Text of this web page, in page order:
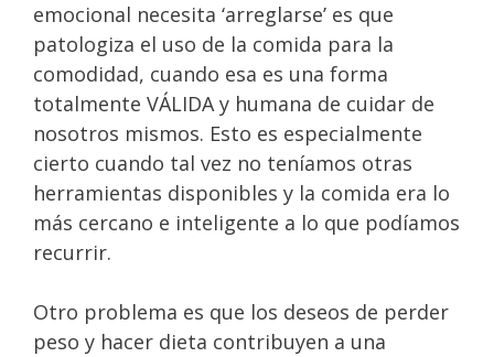
emocional necesita ‘arreglarse’ es que
patologiza el uso de la comida para la
comodidad, cuando esa es una forma
totalmente VÁLIDA y humana de cuidar de
nosotros mismos. Esto es especialmente
cierto cuando tal vez no teníamos otras
herramientas disponibles y la comida era lo
más cercano e inteligente a lo que podíamos
recurrir.⁣⁣
Otro problema es que los deseos de perder
peso y hacer dieta contribuyen a una